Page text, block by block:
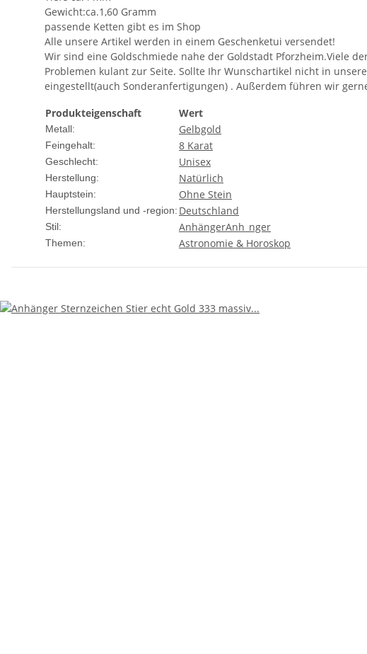
Gewicht:ca.1,60 Gramm
passende Ketten gibt es im Shop
Alle unsere Artikel werden in einem Geschenketui versendet!
Wir sind eine Goldschmiede nahe der Goldstadt Pforzheim.Viele
Problemen kulant zur Seite. Sollte Ihr Wunschartikel nicht in
eingestellt(auch Sonderanfertigungen) . Außerdem führen wir gerne
Produkteigenschaft
Wert
Metall: Gelbgold
Feingehalt: 8 Karat
Geschlecht: Unisex
Herstellung: Natürlich
Hauptstein: Ohne Stein
Herstellungsland und -region: Deutschland
Stil: AnhängerAnh_nger
Themen: Astronomie & Horoskop